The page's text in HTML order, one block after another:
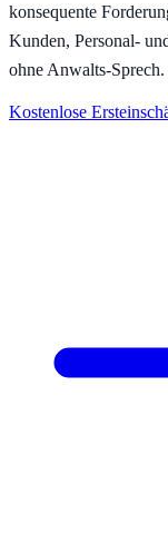
konsequente
Kunden, Personal-
ohne Anwalts-Sprech.
Kostenlose